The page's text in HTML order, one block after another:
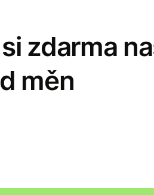
zdarma
měn